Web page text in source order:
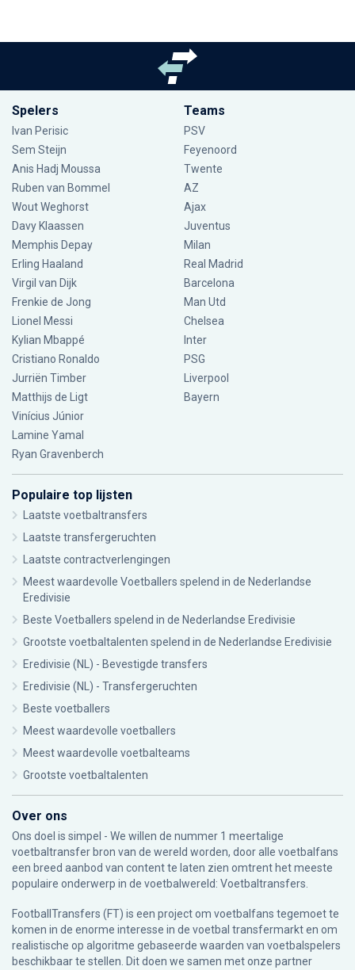
Spelers
Ivan Perisic
Sem Steijn
Anis Hadj Moussa
Ruben van Bommel
Wout Weghorst
Davy Klaassen
Memphis Depay
Erling Haaland
Virgil van Dijk
Frenkie de Jong
Lionel Messi
Kylian Mbappé
Cristiano Ronaldo
Jurriën Timber
Matthijs de Ligt
Vinícius Júnior
Lamine Yamal
Ryan Gravenberch
Teams
PSV
Feyenoord
Twente
AZ
Ajax
Juventus
Milan
Real Madrid
Barcelona
Man Utd
Chelsea
Inter
PSG
Liverpool
Bayern
Populaire top lijsten
Laatste voetbaltransfers
Laatste transfergeruchten
Laatste contractverlengingen
Meest waardevolle Voetballers spelend in de Nederlandse
Eredivisie
Beste Voetballers spelend in de Nederlandse Eredivisie
Grootste voetbaltalenten spelend in de Nederlandse Eredivisie
Eredivisie (NL) - Bevestigde transfers
Eredivisie (NL) - Transfergeruchten
Beste voetballers
Meest waardevolle voetballers
Meest waardevolle voetbalteams
Grootste voetbaltalenten
Over ons
Ons doel is simpel - We willen de nummer 1 meertalige
voetbaltransfer bron van de wereld worden, door alle voetbalfans
een breed aanbod van content te laten zien omtrent het meeste
populaire onderwerp in de voetbalwereld: Voetbaltransfers.
FootballTransfers (FT) is een project om voetbalfans tegemoet te
komen in de enorme interesse in de voetbal transfermarkt en om
realistische op algoritme gebaseerde waarden van voetbalspelers
beschikbaar te stellen. Dit doen we samen met onze partner